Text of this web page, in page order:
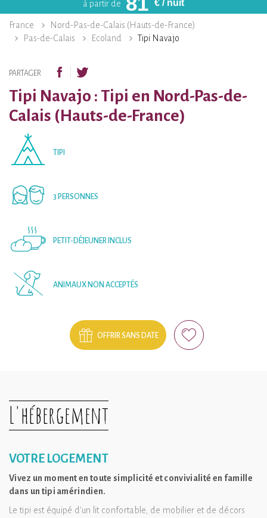
à partir de € / nuit
France
Nord-Pas-de-Calais (Hauts-de-France)
Pas-de-Calais
Ecoland Tipi Navajo
PARTAGER
Tipi Navajo : Tipi en Nord-Pas-de-
Calais (Hauts-de-France)
TIPI
3 PERSONNES
PETIT-DÉJEUNER INCLUS
ANIMAUX NON ACCEPTÉS
OFFRIR SANS DATE
L'hébergement
VOTRE LOGEMENT
Vivez un moment en toute simplicité et convivialité en famille
dans un tipi amérindien.
Le tipi est équipé d'un lit confortable, de mobilier et de décors